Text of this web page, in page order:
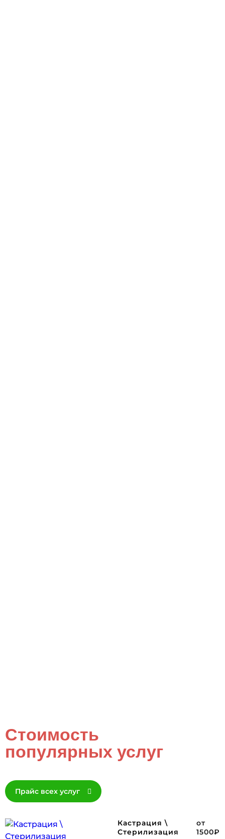
Стоимость
популярных услуг
Прайс всех услуг
Кастрация \
Стерилизация
от
1500₽